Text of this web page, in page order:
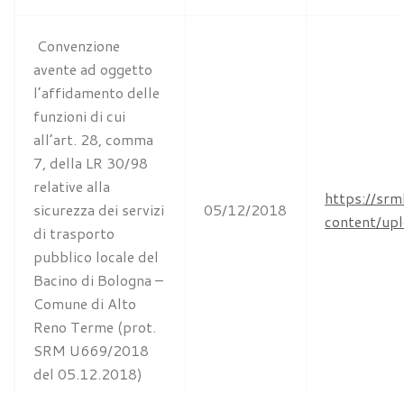
Convenzione
avente ad oggetto
l’affidamento delle
funzioni di cui
all’art. 28, comma
7, della LR 30/98
relative alla
sicurezza dei servizi
di trasporto
pubblico locale del
Bacino di Bologna –
Comune di Alto
Reno Terme (prot.
SRM U669/2018
del 05.12.2018)
05/12/2018
https://
content/